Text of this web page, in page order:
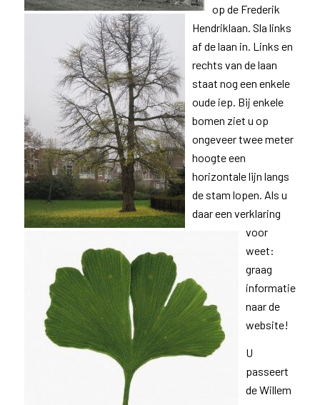
op de Frederik
Hendriklaan. Sla links
af de laan in. Links en
rechts van de laan
staat nog een enkele
oude iep. Bij enkele
bomen ziet u op
ongeveer twee meter
hoogte een
horizontale lijn langs
de stam lopen. Als u
daar een verklaring
voor
weet:
graag
informatie
naar de
website!
U
passeert
de Willem